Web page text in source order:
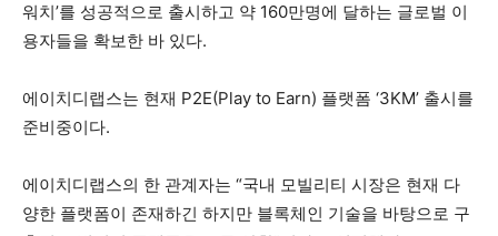
워치’를 성공적으로 출시하고 약 160만명에 달하는 글로벌 이
용자들을 확보한 바 있다.
에이치디랩스는 현재 P2E(Play to Earn) 플랫폼 ‘3KM’ 출시를
준비중이다.
에이치디랩스의 한 관계자는 “국내 모빌리티 시장은 현재 다
양한 플랫폼이 존재하긴 하지만 블록체인 기술을 바탕으로 구